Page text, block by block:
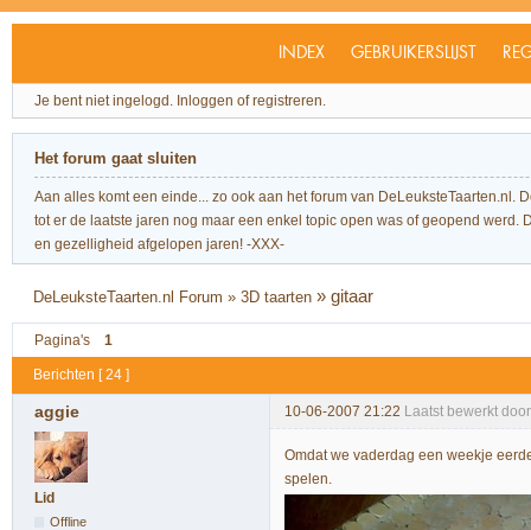
INDEX GEBRUIKERSLIJST
Je bent niet ingelogd. Inloggen of registreren.
Het forum gaat sluiten
Aan alles komt een einde... zo ook aan het forum van
tot er de laatste jaren nog maar een enkel topic open was of geopend
en gezelligheid afgelopen jaren! -XXX-
DeLeuksteTaarten.nl Forum »3D taarten »gitaar
Pagina's 1
Berichten [ 24 ]
aggie 10-06-2007 21:22 Laatst bewerkt
Lid
Offline
Omdat we vaderdag een weekje
spelen.